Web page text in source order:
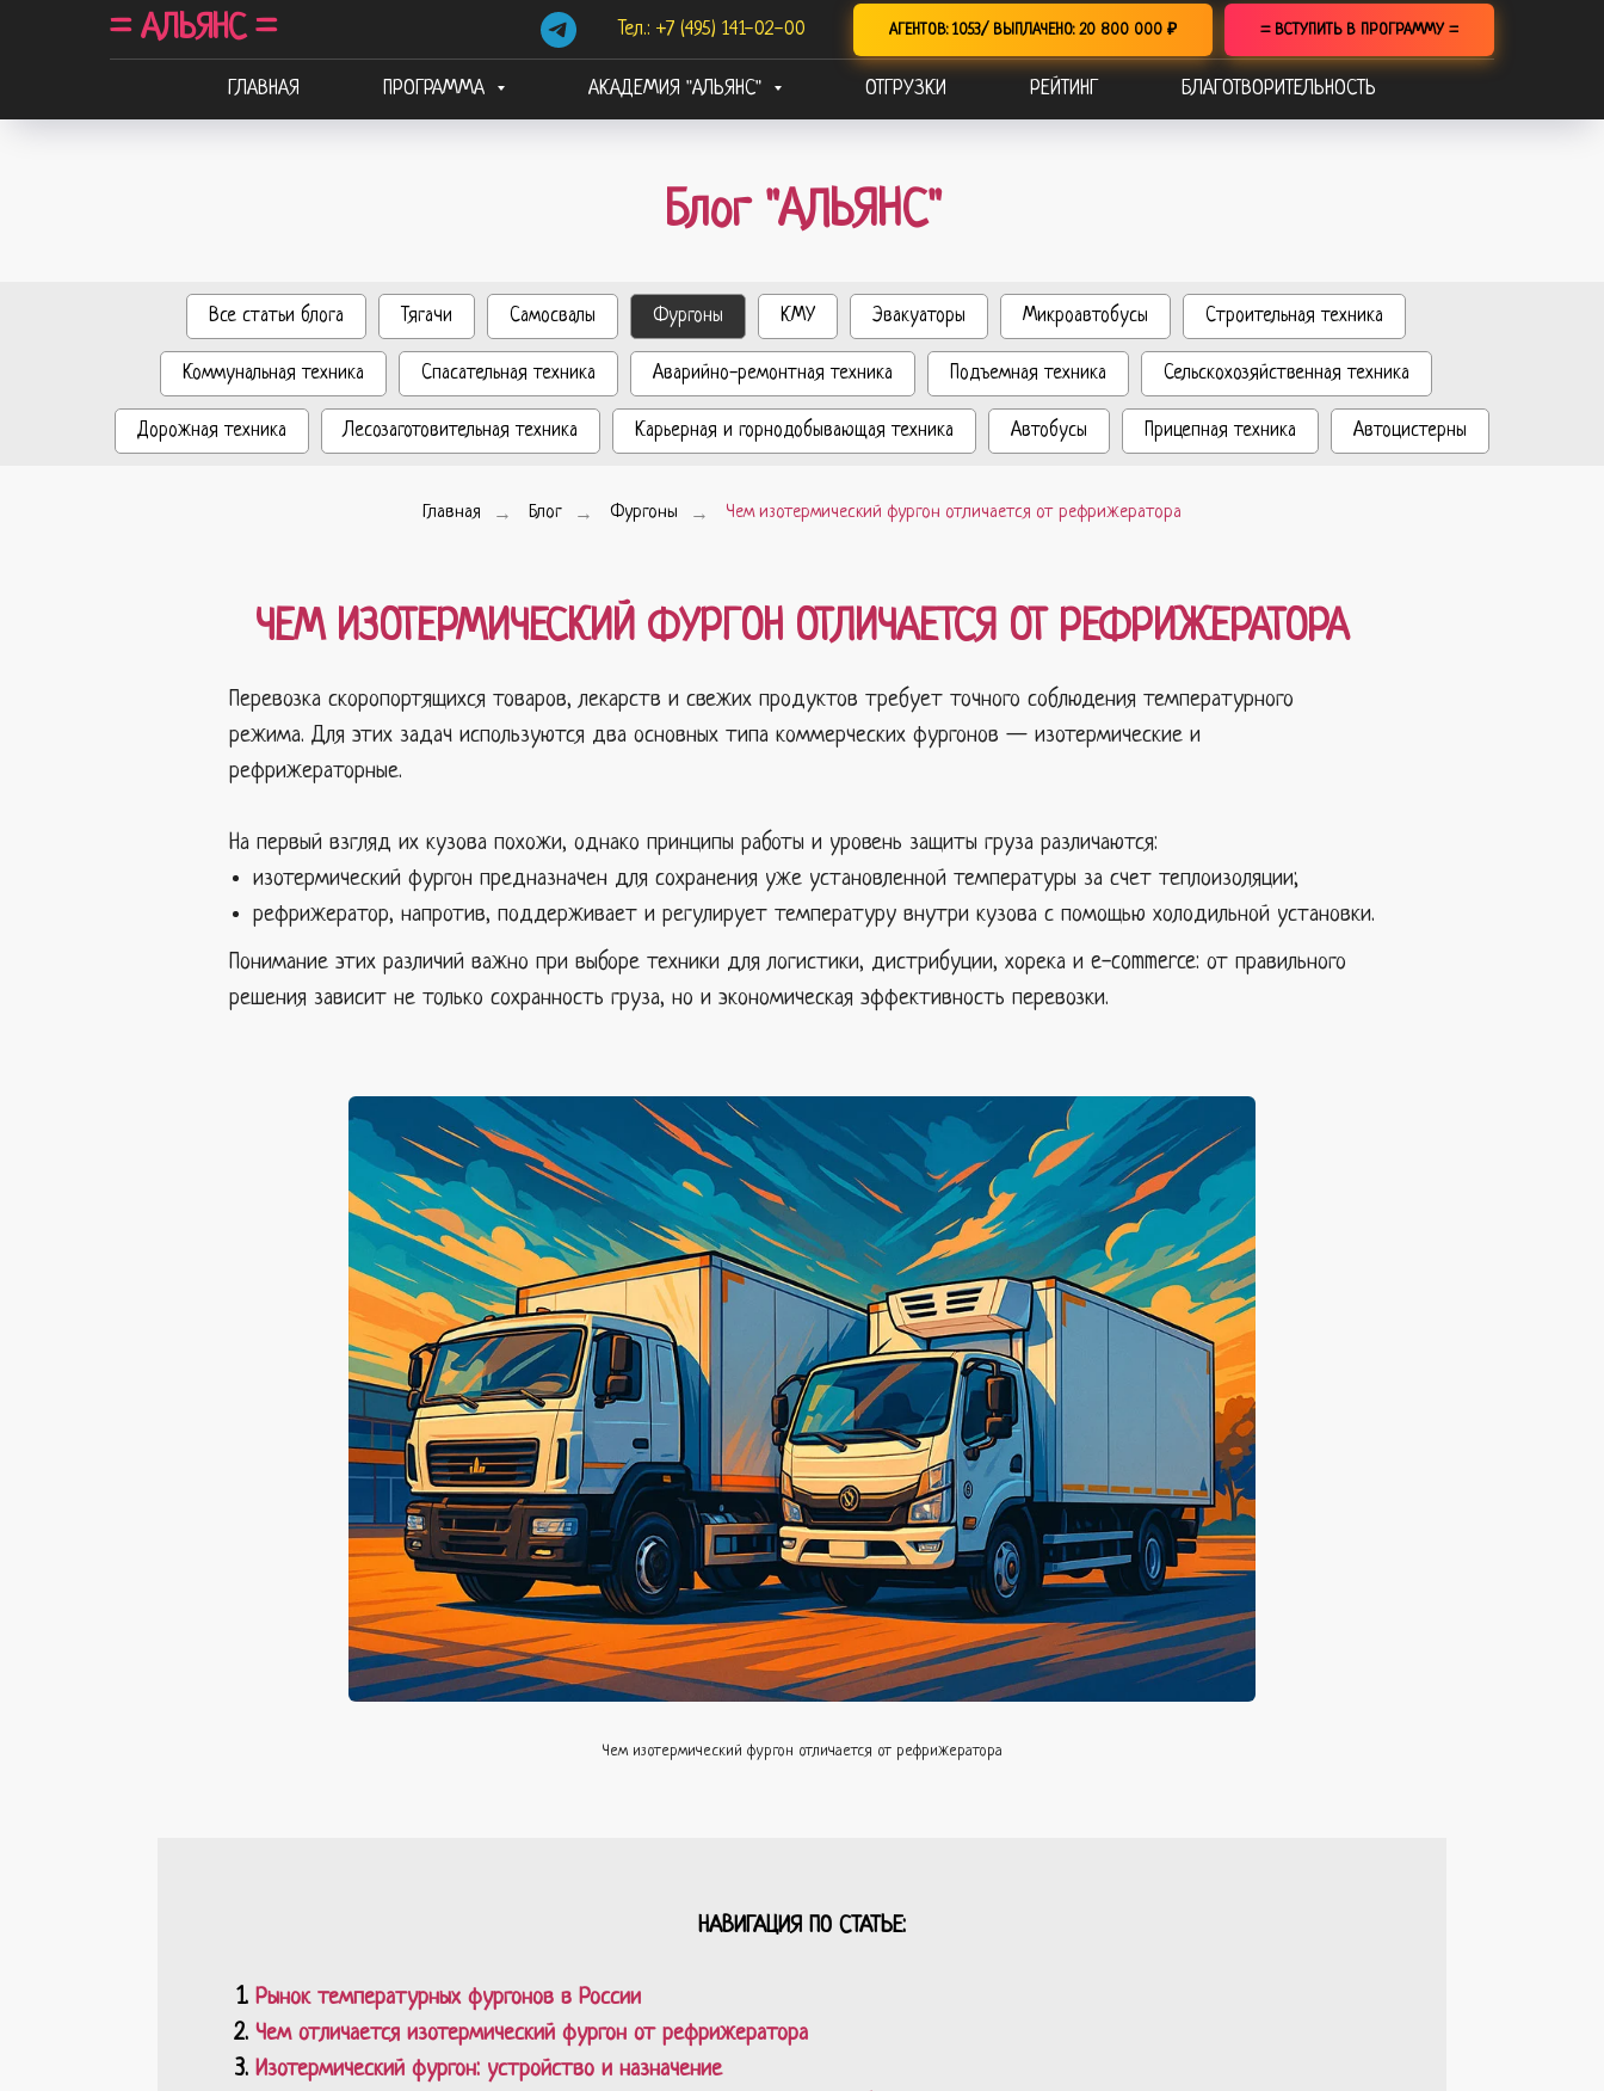
= АЛЬЯНС = Тел.: +7 (495) 141-02-00 АГЕНТОВ: 1053/ ВЫПЛАЧЕНО: 20 800 000 ₽ = ВСТУПИТЬ В ПРОГРАММУ =
ГЛАВНАЯ ПРОГРАММА АКАДЕМИЯ "АЛЬЯНС" ОТГРУЗКИ РЕЙТИНГ БЛАГОТВОРИТЕЛЬНОСТЬ
Блог "АЛЬЯНС"
Все статьи блога Тягачи Самосвалы Фургоны КМУ Эвакуаторы Микроавтобусы Строительная техника
Коммунальная техника Спасательная техника Аварийно-ремонтная техника Подъемная техника Сельскохозяйственная техника
Дорожная техника Лесозаготовительная техника Карьерная и горнодобывающая техника Автобусы Прицепная техника Автоцистерны
Главная → Блог → Фургоны → Чем изотермический фургон отличается от рефрижератора
ЧЕМ ИЗОТЕРМИЧЕСКИЙ ФУРГОН ОТЛИЧАЕТСЯ ОТ РЕФРИЖЕРАТОРА
Перевозка скоропортящихся товаров, лекарств и свежих продуктов требует точного соблюдения температурного
режима. Для этих задач используются два основных типа коммерческих фургонов — изотермические и
рефрижераторные.
На первый взгляд их кузова похожи, однако принципы работы и уровень защиты груза различаются:
изотермический фургон предназначен для сохранения уже установленной температуры за счет теплоизоляции;
рефрижератор, напротив, поддерживает и регулирует температуру внутри кузова с помощью холодильной установки.
Понимание этих различий важно при выборе техники для логистики, дистрибуции, хорека и e-commerce: от правильного
решения зависит не только сохранность груза, но и экономическая эффективность перевозки.
Чем изотермический фургон отличается от рефрижератора
НАВИГАЦИЯ ПО СТАТЬЕ:
Рынок температурных фургонов в России
Чем отличается изотермический фургон от рефрижератора
Изотермический фургон: устройство и назначение